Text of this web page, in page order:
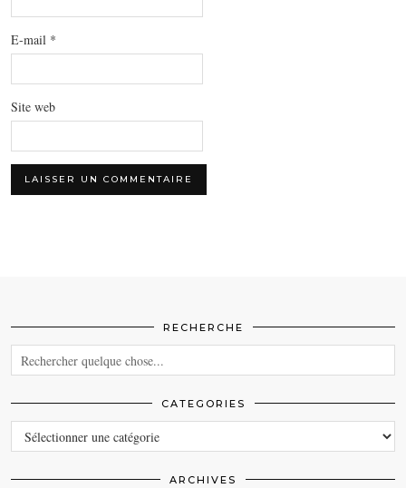
E-mail *
Site web
RECHERCHE
CATEGORIES
CATEGORIES
ARCHIVES